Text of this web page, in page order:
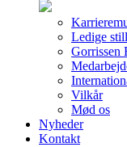
Ledige
Gorrissen
Vilkår
Mød os
Nyheder
Kontakt